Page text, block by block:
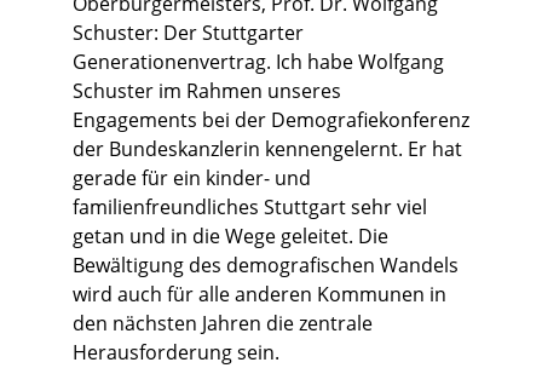
Schuster: Der Stuttgarter
Generationenvertrag. Ich habe Wolfgang
Schuster im Rahmen unseres
Engagements bei der Demografiekonferenz
der Bundeskanzlerin kennengelernt. Er hat
gerade für ein kinder- und
familienfreundliches Stuttgart sehr viel
getan und in die Wege geleitet. Die
Bewältigung des demografischen Wandels
wird auch für alle anderen Kommunen in
den nächsten Jahren die zentrale
Herausforderung sein.